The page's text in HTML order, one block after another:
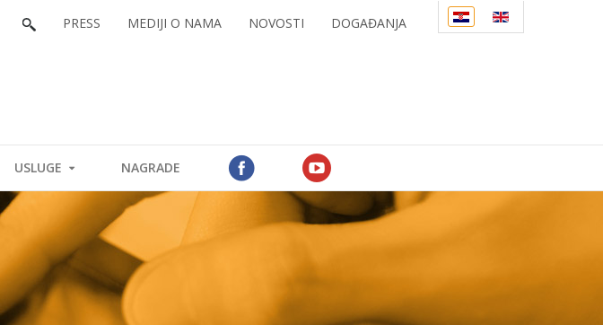
PRESS MEDIJI O NAMA NOVOSTI DOGAĐANJA
USLUGE NAGRADE PRATITE NAS NA FACEBOOKU